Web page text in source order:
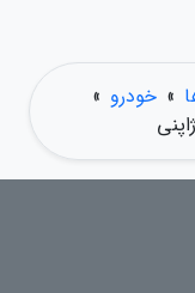
» خودرو »